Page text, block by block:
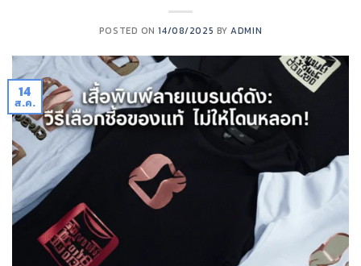
POSTED ON14/08/2025 BYADMIN
14
ส.ค.